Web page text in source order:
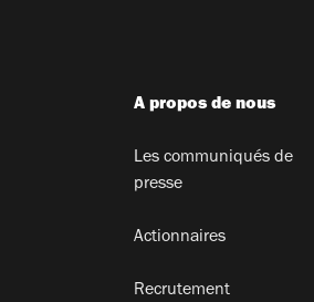
A propos de nous
Les communiqués de
presse
Actionnaires
Recrutement